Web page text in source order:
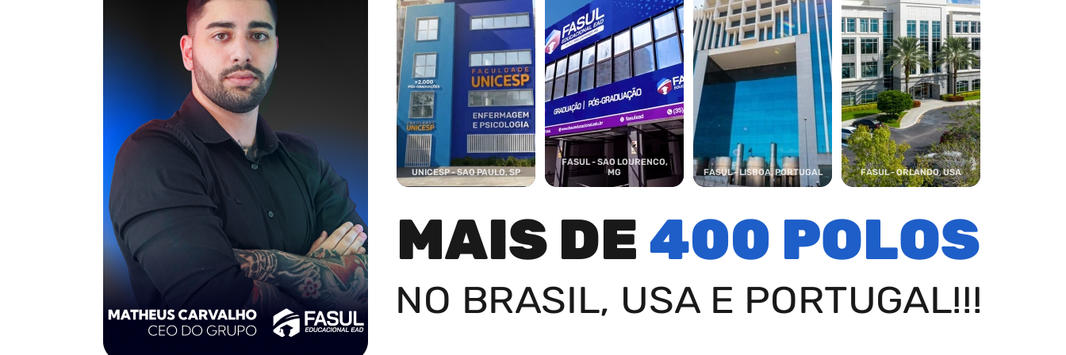
UNICESP - SAO PAULO, SP
FASUL - SAO LOURENCO,
MG
FASUL - LISBOA, PORTUGAL FASUL - ORLANDO, USA
MAIS DE 400 POLOS
NO BRASIL, USA E PORTUGAL!!!